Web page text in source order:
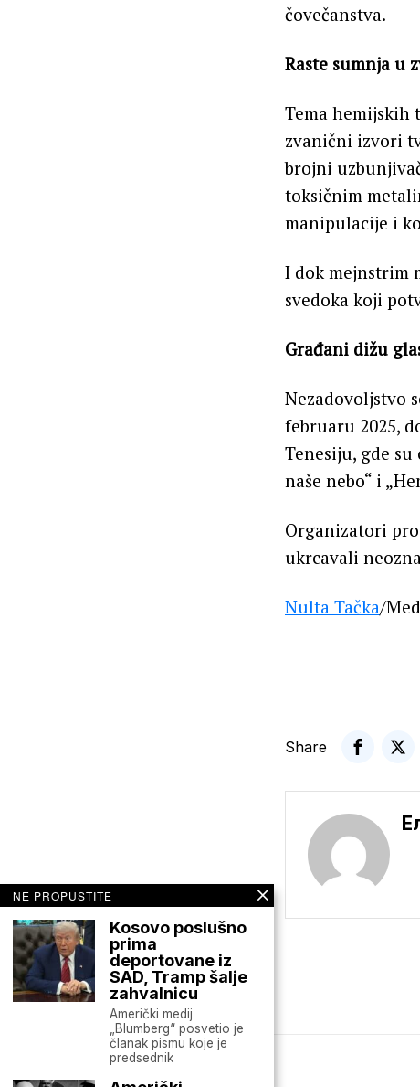
čovečanstva.
Raste sumnja u
Tema hemijskih
zvanični izvori
brojni
toksičnim
manipulacije i
I dok mejnstrim
svedoka koji
Građani dižu
Nezadovoljstvo
februaru 2025,
Tenesiju, gde
naše nebo“ i
Organizatori
ukrcavali
Nulta Tačka/
Share
Mario zna Youtube
NE PROPUSTITE
Kosovo poslušno
prima
deportovane iz
SAD, Tramp šalje
zahvalnicu
Američki medij
„Blumberg“ posvetio je
članak pismu koje je
predsednik